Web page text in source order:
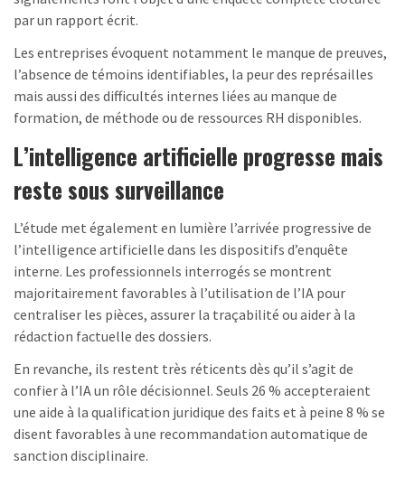
par un rapport écrit.
Les entreprises évoquent notamment le manque de preuves,
l’absence de témoins identifiables, la peur des représailles
mais aussi des difficultés internes liées au manque de
formation, de méthode ou de ressources RH disponibles.
L’intelligence artificielle progresse mais
reste sous surveillance
L’étude met également en lumière l’arrivée progressive de
l’intelligence artificielle dans les dispositifs d’enquête
interne. Les professionnels interrogés se montrent
majoritairement favorables à l’utilisation de l’IA pour
centraliser les pièces, assurer la traçabilité ou aider à la
rédaction factuelle des dossiers.
En revanche, ils restent très réticents dès qu’il s’agit de
confier à l’IA un rôle décisionnel. Seuls 26 % accepteraient
une aide à la qualification juridique des faits et à peine 8 % se
disent favorables à une recommandation automatique de
sanction disciplinaire.